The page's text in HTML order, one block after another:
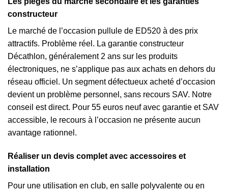
constructeur
Le marché de l’occasion pullule de ED520 à des prix
attractifs. Problème réel. La garantie constructeur
Décathlon, généralement 2 ans sur les produits
électroniques, ne s’applique pas aux achats en dehors du
réseau officiel. Un segment défectueux acheté d’occasion
devient un problème personnel, sans recours SAV. Notre
conseil est direct. Pour 55 euros neuf avec garantie et SAV
accessible, le recours à l’occasion ne présente aucun
avantage rationnel.
Réaliser un devis complet avec accessoires et
installation
Pour une utilisation en club, en salle polyvalente ou en